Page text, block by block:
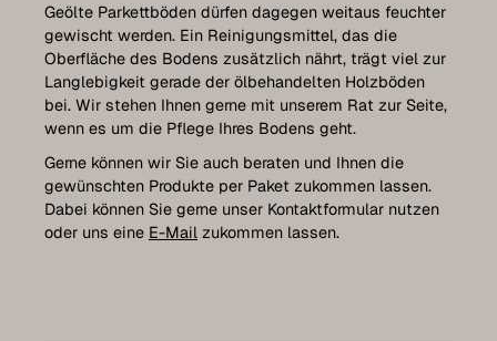
Geölte Parkettböden dürfen dagegen weitaus feuchter
gewischt werden. Ein Reinigungsmittel, das die
Oberfläche des Bodens zusätzlich nährt, trägt viel zur
Langlebigkeit gerade der ölbehandelten Holzböden
bei. Wir stehen Ihnen gerne mit unserem Rat zur Seite,
wenn es um die Pflege Ihres Bodens geht.
Gerne können wir Sie auch beraten und Ihnen die
gewünschten Produkte per Paket zukommen lassen.
Dabei können Sie gerne unser Kontaktformular nutzen
oder uns eine E-Mail zukommen lassen.